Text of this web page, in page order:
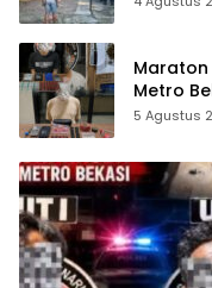
Maraton
Metro
dan
5 Agustus